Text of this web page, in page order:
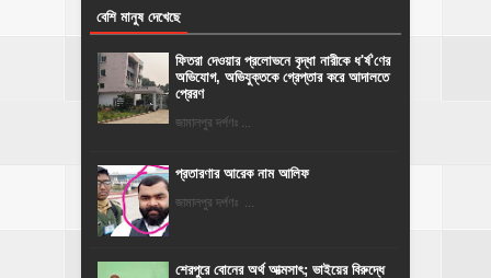
বেশি মানুষ দেখেছে
ফিতরা দেওয়ার প্রলোভনে বৃদ্ধা নারীকে ধ'র্ষ'ণের
অভিযোগ, অভিযুক্তকে গ্রেপ্তার করে আদালতে
প্রেরণ
জামালপুর দর্পণঃ ...
প্রতারণার আরেক নাম আলিফ
জামালপুর দর্পণঃ ...
শেরপুরে বোনের অর্থ আত্মসাৎ; ভাইয়ের বিরুদ্ধে